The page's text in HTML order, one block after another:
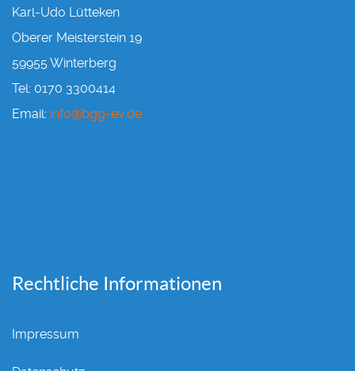
Karl-Udo Lütteken
Oberer Meisterstein 19
59955 Winterberg
Tel: 0170 3300414
Email: info@bgg-ev.de
Rechtliche Informationen
Impressum